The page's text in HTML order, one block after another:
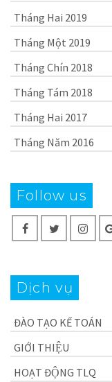
Tháng Hai 2019
Tháng Một 2019
Tháng Chín 2018
Tháng Tám 2018
Tháng Hai 2017
Tháng Năm 2016
Follow us
Dịch vụ
ĐÀO TẠO KẾ TOÁN
GIỚI THIỆU
HOẠT ĐỘNG TLQ